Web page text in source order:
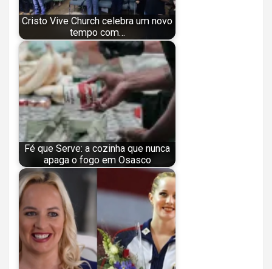
Cristo Vive Church celebra um novo
tempo com…
Fé que Serve: a cozinha que nunca
apaga o fogo em Osasco